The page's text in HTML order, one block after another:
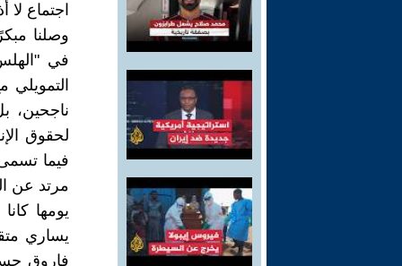
اجتماع
وصلنا
في
ناجحين،
لحقوق
فيما
مرتد عن
يومها
يساري
فاروق